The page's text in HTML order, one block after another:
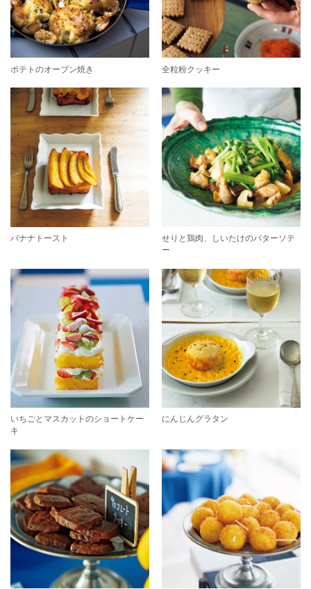
ポテトのオーブン焼き 全粒粉クッキー
バナナトースト
せりと鶏肉、しいたけのバターソテ
ー
いちごとマスカットのショートケー
キ
にんじんグラタン